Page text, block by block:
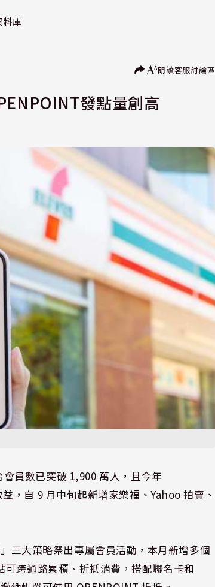
料庫
朗讀客服討論區
發點量創高
員數已突破 1,900 萬人，且今年
，自 9 月中旬起新增家樂福、Yahoo 拍賣、
三大策略祭出專屬會員活動，本月新增多個
跨通路累積、折抵消費，搭配聯名卡和